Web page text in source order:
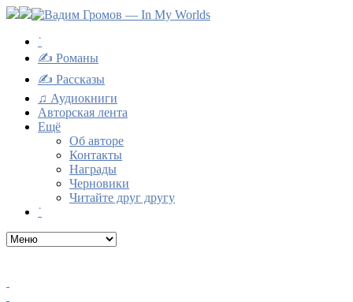
˙
✍ Романы
✍ Рассказы
♫ Аудиокниги
Авторская лента
Ещё
Об авторе
Контакты
Награды
Черновики
Читайте друг другу
˙